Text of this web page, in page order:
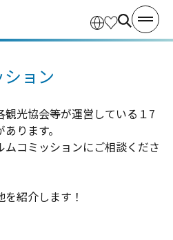
ョン
光協会等が運営している１7
ります。
コミッションにご相談くださ
紹介します！